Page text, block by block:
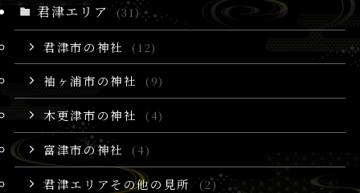
君津エリア (31)
君津市の神社 (12)
袖ヶ浦市の神社 (9)
木更津市の神社 (4)
富津市の神社 (4)
君津エリアその他の見所 (2)